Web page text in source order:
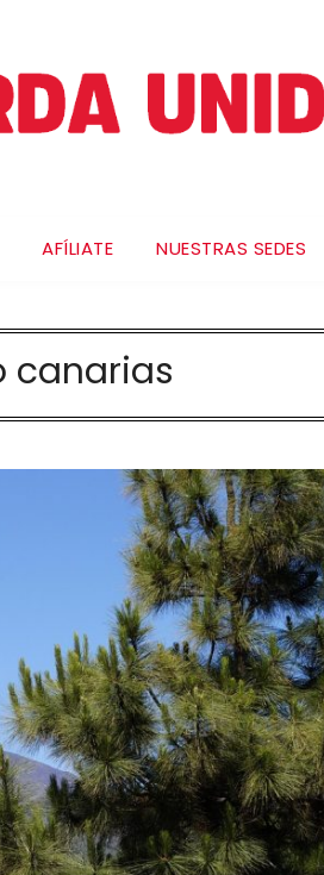
AFÍLIATE NUESTRAS SEDES
canarias